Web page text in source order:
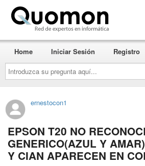
Introduzca
su
pregunta
aquí...
Home Iniciar Sesión Registro
ernestocon1
EPSON T20 NO
GENERICO(AZUL Y
Y CIAN APARECEN EN